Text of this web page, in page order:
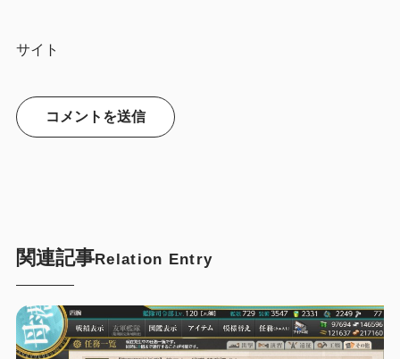
サイト
関連記事Relation Entry